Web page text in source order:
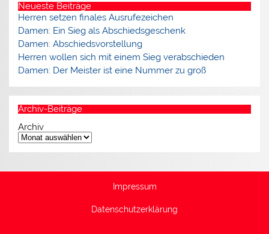
Neueste Beiträge
Herren setzen finales Ausrufezeichen
Damen: Ein Sieg als Abschiedsgeschenk
Damen: Abschiedsvorstellung
Herren wollen sich mit einem Sieg verabschieden
Damen: Der Meister ist eine Nummer zu groß
Archiv-Beiträge
Archiv
Impressum
Datenschutzerklärung